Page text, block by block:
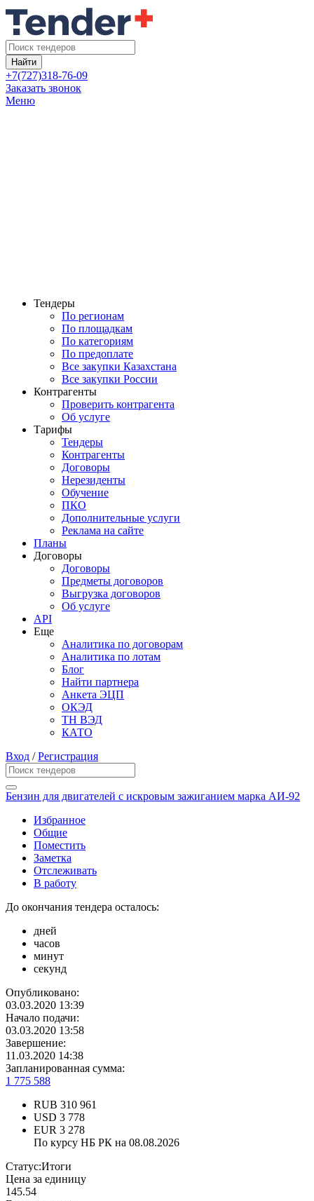
Найти
+7(727)318-76-09
Заказать звонок
Меню
Тендеры
По регионам
По площадкам
По категориям
По предоплате
Все закупки Казахстана
Все закупки России
Контрагенты
Проверить контрагента
Об услуге
Тарифы
Тендеры
Контрагенты
Договоры
Нерезиденты
Обучение
ПКО
Дополнительные услуги
Реклама на сайте
Планы
Договоры
Договоры
Предметы договоров
Выгрузка договоров
Об услуге
API
Еще
Аналитика по договорам
Аналитика по лотам
Блог
Найти партнера
Анкета ЭЦП
ОКЭД
ТН ВЭД
КАТО
Вход /Регистрация
Бензин для двигателей с искровым зажиганием марка АИ-92
Избранное
Общие
Поместить
Заметка
Отслеживать
В работу
До окончания тендера осталось:
дней
часов
минут
секунд
Опубликовано:
03.03.2020 13:39
Начало подачи:
03.03.2020 13:58
Завершение:
11.03.2020 14:38
Запланированная сумма:
1 775 588
RUB 310 961
USD 3 778
EUR 3 278
По курсу НБ РК на 08.08.2026
Статус:Итоги
Цена за единицу
145.54